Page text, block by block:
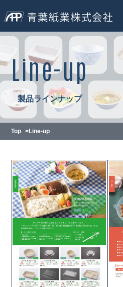
Line-up
製品ラインナップ
Top Line-up